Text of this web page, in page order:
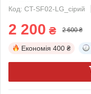
Код: CT-SF02-LG_сірий
2 200 ₴ 2 600 ₴
Економія 400 ₴